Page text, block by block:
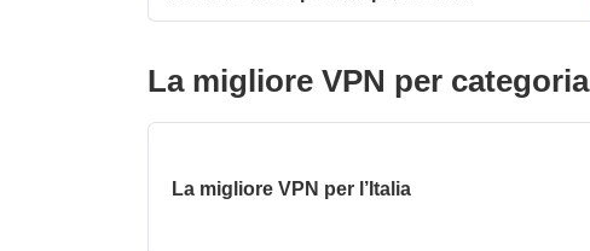
La migliore VPN per categoria
La migliore VPN per l’Italia